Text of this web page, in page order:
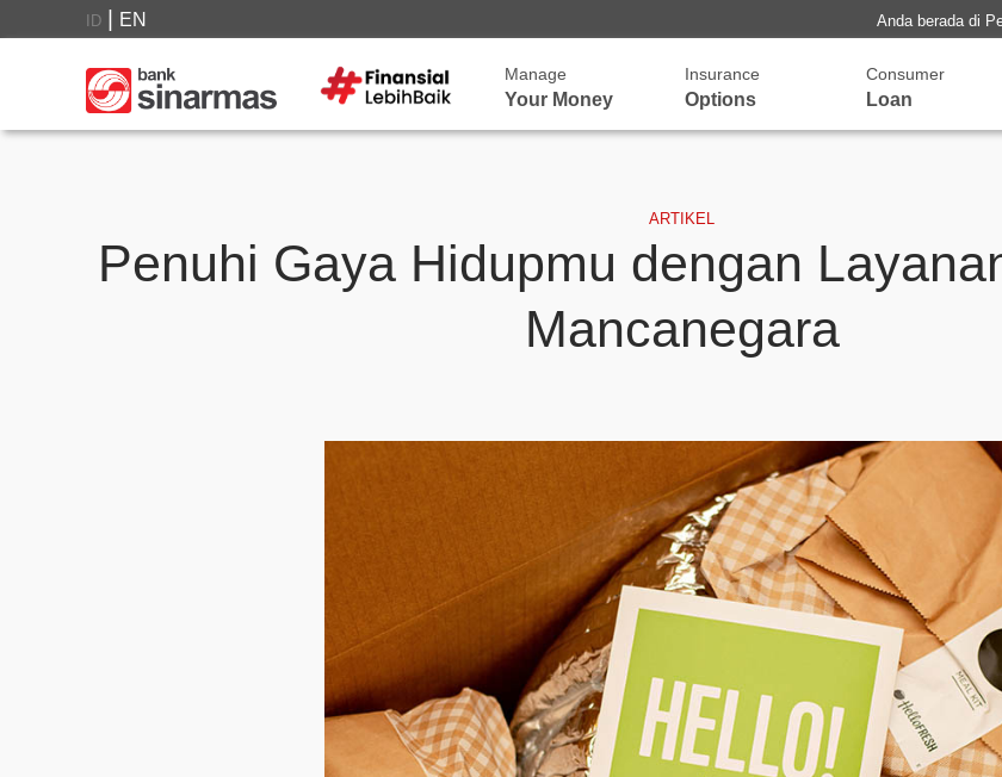
ID EN Anda berada di
Manage
Your Money
Insurance
Options
Consumer
Loan
ARTIKEL
Penuhi Gaya Hidupmu dengan
Mancanegara